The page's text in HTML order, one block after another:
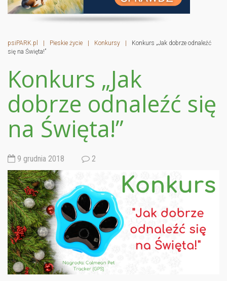
psiPARK.pl | Pieskie życie | Konkursy |
Konkurs „Jak dobrze odnaleźć
się na Święta!”
Konkurs „Jak
dobrze odnaleźć się
na Święta!”
9 grudnia 2018 2